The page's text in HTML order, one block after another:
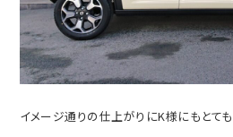
イメージ通りの仕上がりにK様にもとて